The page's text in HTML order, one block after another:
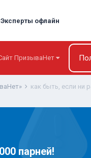
Эксперты офлайн
ПризываНет
как быть, если ни
парней!